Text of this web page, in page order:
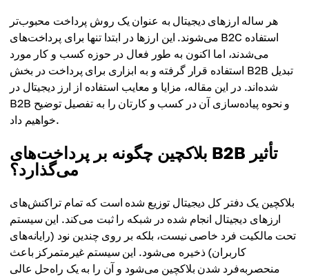
هر ساله ارزهای دیجیتال به عنوان یک روش پرداخت محبوب‌تر
می‌شوند. این ارزها در ابتدا تنها برای پرداخت‌های B2C استفاده
می‌شدند، اما اکنون به طور فعال در حوزه کسب و کار مورد
استفاده قرار گرفته و به ابزاری برای پرداخت در بخش B2B تبدیل
شده‌اند. در این مقاله، مزایا و معایب استفاده از ارز دیجیتال در
B2B و نحوه پیاده‌سازی آن در کسب و کارتان را به تفصیل توضیح
خواهیم داد.
بلاکچین چگونه بر پرداخت‌های B2B تأثیر
می‌گذارد؟
بلاکچین یک دفتر کل دیجیتال توزیع شده است که تمام تراکنش‌های
ارزهای دیجیتال انجام شده در شبکه را ثبت می‌کند. این سیستم
تحت مالکیت فرد خاصی نیست، بلکه بر روی چندین نود (رایانه‌های
کاربران) ذخیره می‌شود. این سیستم غیرمتمرکز باعث
منحصربه‌فرد شدن بلاکچین می‌شود و آن را به یک راه‌حل عالی